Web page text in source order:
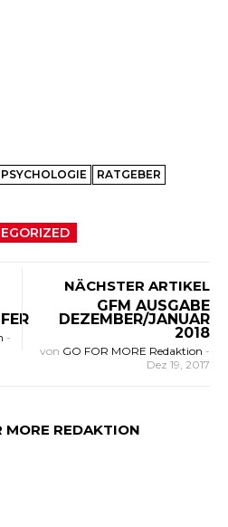
PSYCHOLOGIE
RATGEBER
-
NÄCHSTER ARTIKEL
GFM AUSGABE
DEZEMBER/JANUAR
2018
von GO FOR MORE Redaktion -
Dez 19, 2017
MORE REDAKTION